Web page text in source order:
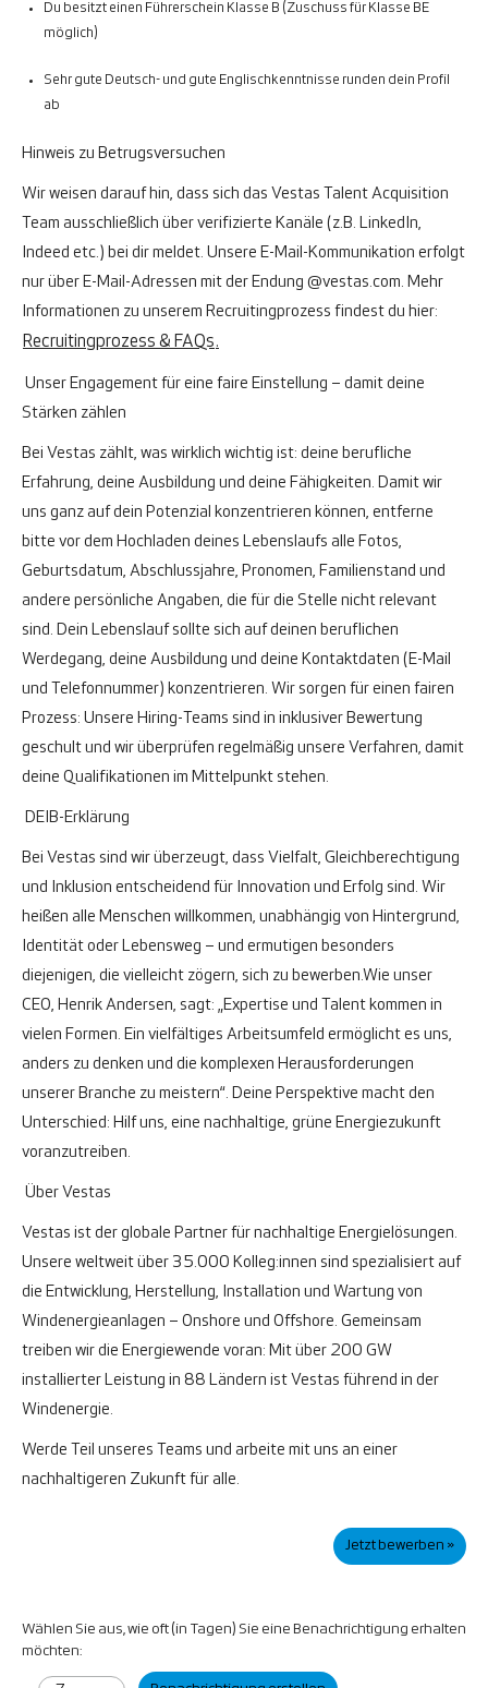
Du besitzt einen Führerschein Klasse B (Zuschuss für Klasse BE
möglich)
Sehr gute Deutsch- und gute Englischkenntnisse runden dein Profil
ab
Hinweis zu Betrugsversuchen
Wir weisen darauf hin, dass sich das Vestas Talent Acquisition
Team ausschließlich über verifizierte Kanäle (z.B. LinkedIn,
Indeed etc.) bei dir meldet. Unsere E-Mail-Kommunikation erfolgt
nur über E-Mail-Adressen mit der Endung @vestas.com. Mehr
Informationen zu unserem Recruitingprozess findest du hier:
Recruitingprozess & FAQs.
Unser Engagement für eine faire Einstellung – damit deine
Stärken zählen
Bei Vestas zählt, was wirklich wichtig ist: deine berufliche
Erfahrung, deine Ausbildung und deine Fähigkeiten. Damit wir
uns ganz auf dein Potenzial konzentrieren können, entferne
bitte vor dem Hochladen deines Lebenslaufs alle Fotos,
Geburtsdatum, Abschlussjahre, Pronomen, Familienstand und
andere persönliche Angaben, die für die Stelle nicht relevant
sind. Dein Lebenslauf sollte sich auf deinen beruflichen
Werdegang, deine Ausbildung und deine Kontaktdaten (E-Mail
und Telefonnummer) konzentrieren. Wir sorgen für einen fairen
Prozess: Unsere Hiring-Teams sind in inklusiver Bewertung
geschult und wir überprüfen regelmäßig unsere Verfahren, damit
deine Qualifikationen im Mittelpunkt stehen.
DEIB-Erklärung
Bei Vestas sind wir überzeugt, dass Vielfalt, Gleichberechtigung
und Inklusion entscheidend für Innovation und Erfolg sind. Wir
heißen alle Menschen willkommen, unabhängig von Hintergrund,
Identität oder Lebensweg – und ermutigen besonders
diejenigen, die vielleicht zögern, sich zu bewerben.Wie unser
CEO, Henrik Andersen, sagt: „Expertise und Talent kommen in
vielen Formen. Ein vielfältiges Arbeitsumfeld ermöglicht es uns,
anders zu denken und die komplexen Herausforderungen
unserer Branche zu meistern“. Deine Perspektive macht den
Unterschied: Hilf uns, eine nachhaltige, grüne Energiezukunft
voranzutreiben.
Über Vestas
Vestas ist der globale Partner für nachhaltige Energielösungen.
Unsere weltweit über 35.000 Kolleg:innen sind spezialisiert auf
die Entwicklung, Herstellung, Installation und Wartung von
Windenergieanlagen – Onshore und Offshore. Gemeinsam
treiben wir die Energiewende voran: Mit über 200 GW
installierter Leistung in 88 Ländern ist Vestas führend in der
Windenergie.
Werde Teil unseres Teams und arbeite mit uns an einer
nachhaltigeren Zukunft für alle.
Jetzt bewerben »
Wählen Sie aus, wie oft (in Tagen) Sie eine Benachrichtigung erhalten
möchten: